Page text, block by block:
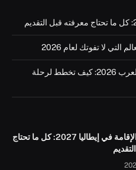
لا تفوتك لعام 2026
دليل السياحة في الهند للمسافرين العرب 2026: كيف تخطط لرحلة
دليل تصريح الإقامة في إيطاليا 2027: كل ما تحتاج